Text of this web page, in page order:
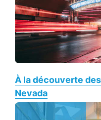
À la découverte
Nevada